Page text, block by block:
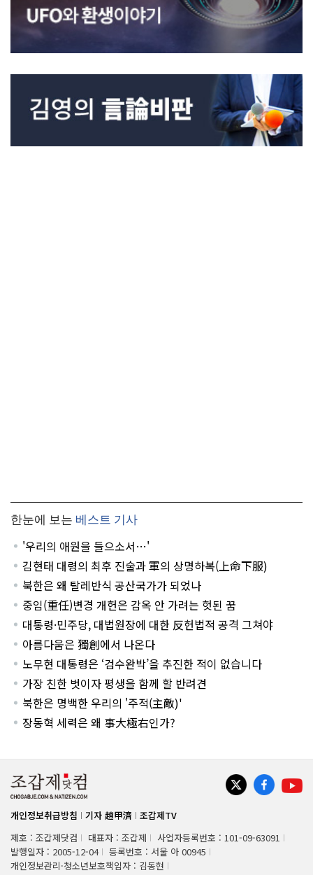
한눈에 보는 베스트 기사
'우리의 애원을 들으소서…'
김현태 대령의 최후 진술과 軍의 상명하복(上命下服)
북한은 왜 탈레반식 공산국가가 되었나
중임(重任)변경 개헌은 감옥 안 가려는 헛된 꿈
대통령·민주당, 대법원장에 대한 反헌법적 공격 그쳐야
아름다움은 獨創에서 나온다
노무현 대통령은 ‘검수완박’을 추진한 적이 없습니다
가장 친한 벗이자 평생을 함께 할 반려견
북한은 명백한 우리의 '주적(主敵)'
장동혁 세력은 왜 事大極右인가?
개인정보취급방침 기자 趙甲濟
조갑제TV
제호 : 조갑제닷컴
대표자 : 조갑제
사업자등록번호 : 101-09-63091
발행일자 : 2005-12-04
등록번호 : 서울 아 00945
개인정보관리·청소년보호책임자 : 김동현